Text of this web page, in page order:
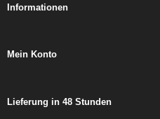
Informationen
Mein Konto
Lieferung in 48 Stunden